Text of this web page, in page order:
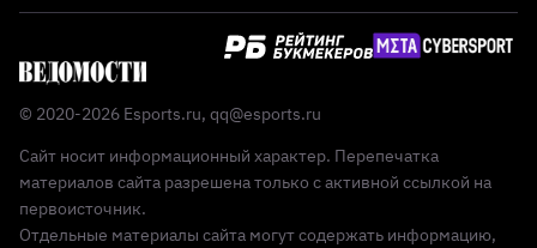
© 2020-2026 Esports.ru, qq@esports.ru
Сайт носит информационный характер. Перепечатка
материалов сайта разрешена только с активной ссылкой на
первоисточник.
Отдельные материалы сайта могут содержать информацию,